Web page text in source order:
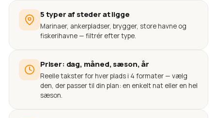
5 typer af steder at ligge
Marinaer, ankerpladser, brygger, store havne og
fiskerihavne — filtrér efter type.
Priser: dag, måned, sæson, år
Reelle takster for hver plads i 4 formater — vælg
den, der passer til din plan: en enkelt nat eller en hel
sæson.